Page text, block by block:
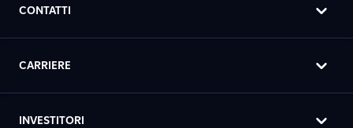
CONTATTI
CARRIERE
INVESTITORI